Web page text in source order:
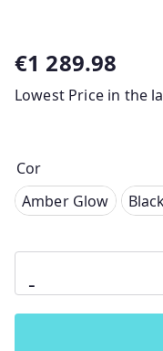
€1 289.98
Lowest Price in the
Cor
Glow
Fir Tree
Amber Glow
-
de
Full